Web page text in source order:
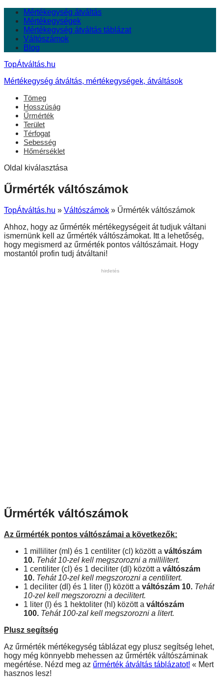
Mértékegység átváltás
Mértékegységek
Mértékegység átváltás táblázat
Váltószámok
Blog
TopÁtváltás.hu
Mértékegység átváltás, mértékegységek, átváltások
Tömeg
Hosszúság
Űrmérték
Terület
Térfogat
Sebesség
Hőmérséklet
Oldal kiválasztása
Űrmérték váltószámok
TopÁtváltás.hu » Váltószámok » Űrmérték váltószámok
Ahhoz, hogy az űrmérték mértékegységeit át tudjuk váltani
ismernünk kell az űrmérték váltószámokat. Itt a lehetőség,
hogy megismerd az űrmérték pontos váltószámait. Hogy
mostantól profin tudj átváltani!
hirdetés
Űrmérték váltószámok
Az űrmérték pontos váltószámai a következők:
1 milliliter (ml) és 1 centiliter (cl) között a váltószám
10. Tehát 10-zel kell megszorozni a millilitert.
1 centiliter (cl) és 1 deciliter (dl) között a váltószám
10. Tehát 10-zel kell megszorozni a centilitert.
1 deciliter (dl) és 1 liter (l) között a váltószám 10. Tehát
10-zel kell megszorozni a decilitert.
1 liter (l) és 1 hektoliter (hl) között a váltószám
100. Tehát 100-zal kell megszorozni a litert.
Plusz segítség
Az űrmérték mértékegység táblázat egy plusz segítség lehet,
hogy még könnyebb mehessen az űrmérték váltószáminak
megértése. Nézd meg az űrmérték átváltás táblázatot! « Mert
hasznos lesz!